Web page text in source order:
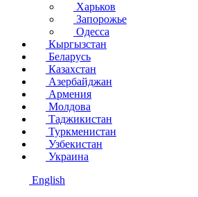
Харьков
Запорожье
Одесса
Кыргызстан
Беларусь
Казахстан
Азербайджан
Армения
Молдова
Таджикистан
Туркменистан
Узбекистан
Украина
English